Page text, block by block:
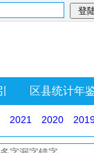
区县统计年
2021 2020